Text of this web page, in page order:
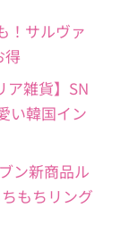
！サルヴァ
得
ア雑貨】SN
い韓国イン
ン新商品ル
もちリング